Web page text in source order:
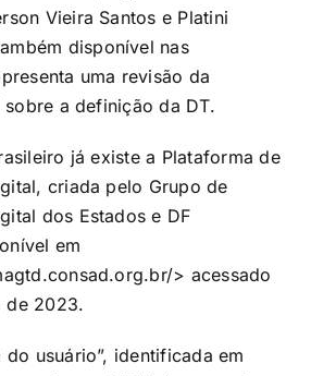
Vieira Santos e Platini
disponível nas
uma revisão da
a definição da DT.
já existe a Plataforma de
criada pelo Grupo de
dos Estados e DF
em
> acessado
de 2023.
usuário”, identificada em